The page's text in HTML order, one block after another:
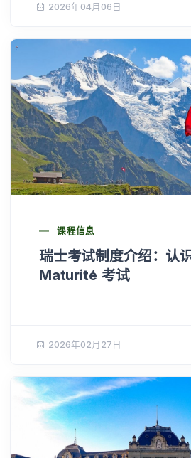
2026年04月06日
课程信息
瑞士考试制度介绍：认
Maturité 考试
2026年02月27日